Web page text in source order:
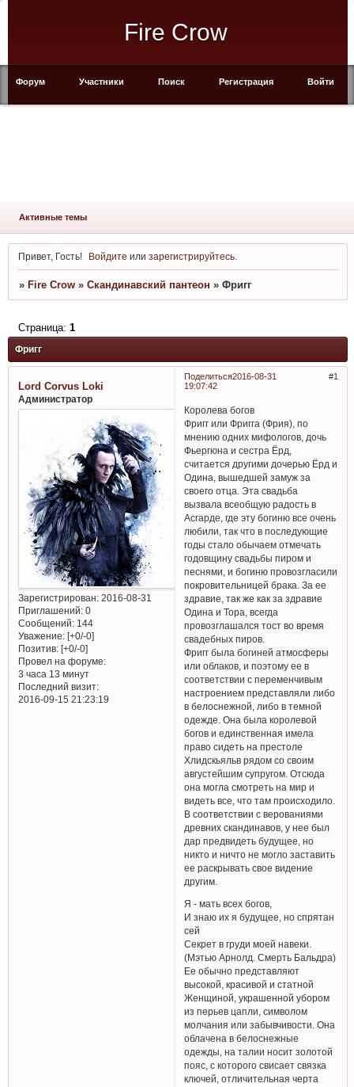
Fire Crow
Форум Участники Поиск Регистрация Войти
Активные темы
Привет, Гость! Войдите илизарегистрируйтесь
» Fire Crow » Скандинавский пантеон » Фригг
Фригг
Страница: 1
Поделиться 1
2016-08-31
19:07:42
Lord Corvus Loki
Администратор
Зарегистрирован: 2016-08-31
Приглашений:0
Сообщений:144
Уважение: [+0/-0]
Позитив: [+0/-0]
Провел на форуме:
3 часа 13 минут
Последний визит:
2016-09-15 21:23:19
Королева богов
Фригг или Фригга (Фрия), по
мнению одних мифологов, дочь
Фьергюна и сестра Ёрд,
считается другими дочерью Ёрд и
Одина, вышедшей замуж за
своего отца. Эта свадьба
вызвала всеобщую радость в
Асгарде, где эту богиню все очень
любили, так что в последующие
годы стало обычаем отмечать
годовщину свадьбы пиром и
песнями, и богиню провозгласили
покровительницей брака. За ее
здравие, так же как за здравие
Одина и Тора, всегда
провозглашался тост во время
свадебных пиров.
Фригг была богиней атмосферы
или облаков, и поэтому ее в
соответствии с переменчивым
настроением представляли либо
в белоснежной, либо в темной
одежде. Она была королевой
богов и единственная имела
право сидеть на престоле
Хлидскьяльв рядом со своим
августейшим супругом. Отсюда
она могла смотреть на мир и
видеть все, что там происходило.
В соответствии с верованиями
древних скандинавов, у нее был
дар предвидеть будущее, но
никто и ничто не могло заставить
ее раскрывать свое видение
другим.
Я - мать всех богов,
И знаю их я будущее, но спрятан
сей
Секрет в груди моей навеки.
(Мэтью Арнолд. Смерть Бальдра)
Ее обычно представляют
высокой, красивой и статной
Женщиной, украшенной убором
из перьев цапли, символом
молчания или забывчивости. Она
облачена в белоснежные
одежды, на талии носит золотой
пояс, с которого свисает связка
ключей, отличительная черта